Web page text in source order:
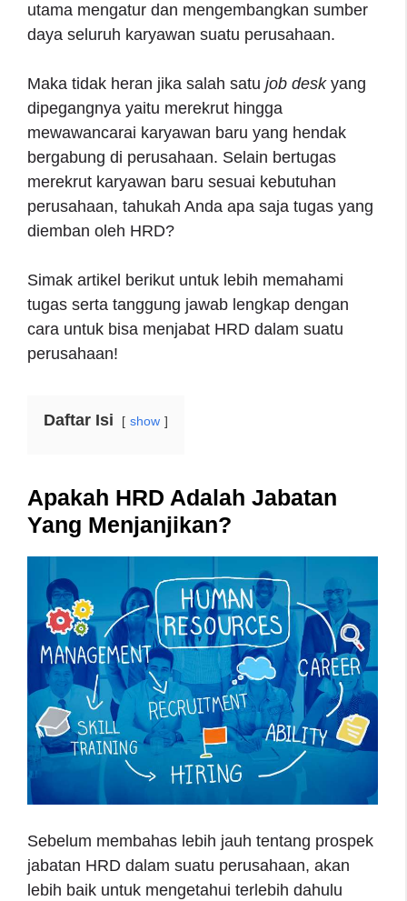
utama mengatur dan mengembangkan sumber
daya seluruh karyawan suatu perusahaan.
Maka tidak heran jika salah satu job desk yang
dipegangnya yaitu merekrut hingga
mewawancarai karyawan baru yang hendak
bergabung di perusahaan. Selain bertugas
merekrut karyawan baru sesuai kebutuhan
perusahaan, tahukah Anda apa saja tugas yang
diemban oleh HRD?
Simak artikel berikut untuk lebih memahami
tugas serta tanggung jawab lengkap dengan
cara untuk bisa menjabat HRD dalam suatu
perusahaan!
Daftar Isi show
Apakah HRD Adalah Jabatan
Yang Menjanjikan?
Sebelum membahas lebih jauh tentang prospek
jabatan HRD dalam suatu perusahaan, akan
lebih baik untuk mengetahui terlebih dahulu